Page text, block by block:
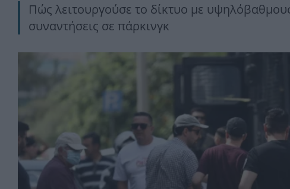
Πώς λειτουργούσε το δίκτυο με
συναντήσεις σε πάρκινγκ